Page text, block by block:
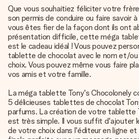
Que vous souhaitiez féliciter votre
son permis de conduire ou faire savoir
vous êtes fier de la façon dont ils ont
présentation difficile, cette méga
est le cadeau idéal ! Vous pouvez
tablette de chocolat avec le nom et/
choix. Vous pouvez même vous faire
vos amis et votre famille.
La méga tablette Tony's Chocolonely
5 délicieuses tablettes de chocolat
parfums. La création de votre tablette
est très simple. Il vous suffit d'ajouter
de votre choix dans l'éditeur en ligne